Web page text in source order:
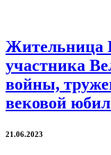
Жительница
участника
войны,
вековой
21.06.2023